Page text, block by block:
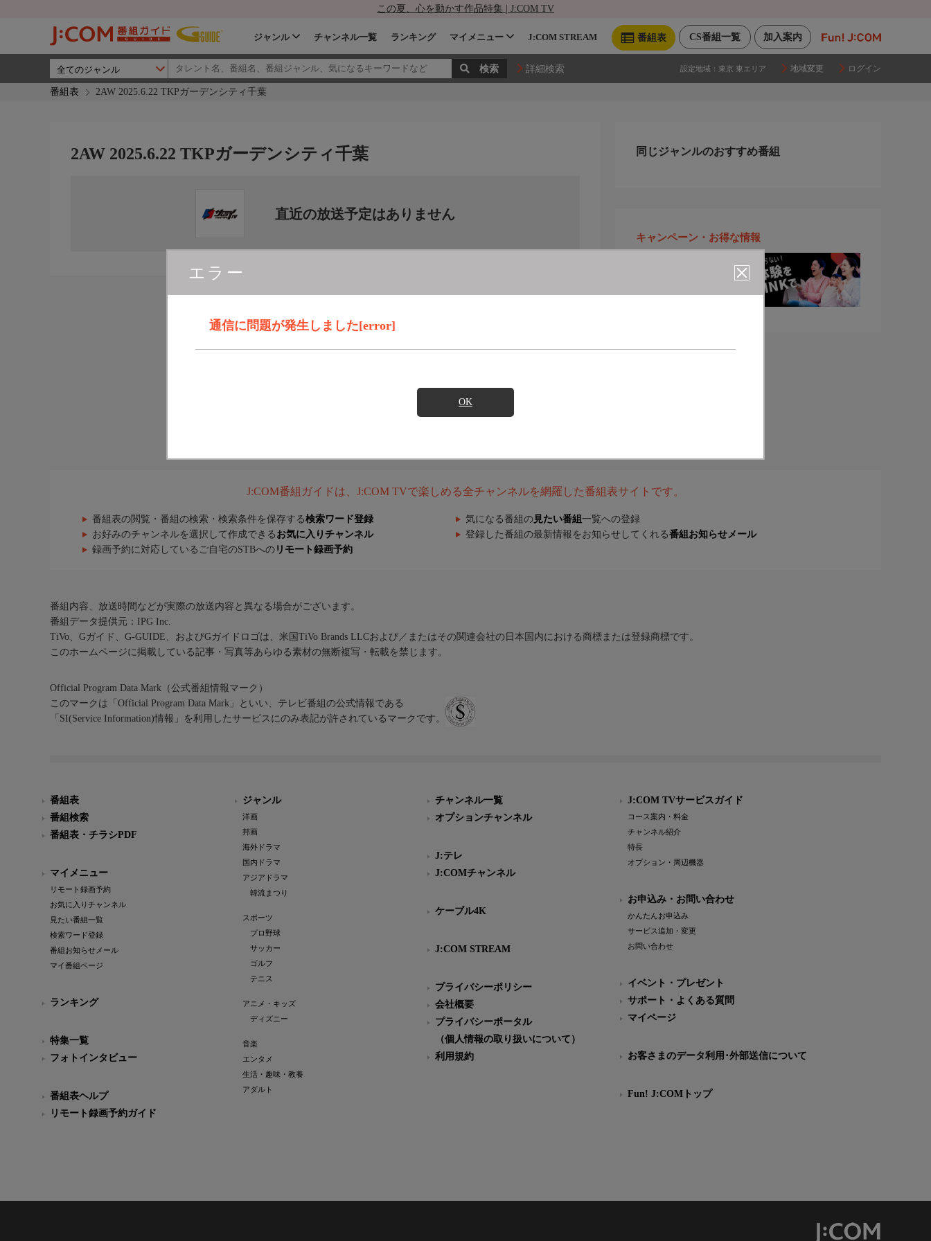
この夏、心を動かす作品特集 | J:COM TV
加入案内
CS番組一覧
番組表
ジャンル チャンネル一覧 ランキング マイメニュー J:COM STREAM
詳細検索 設定地域： 東京 東エリア 地域変更 ログイン
番組表 2AW 2025.6.22 TKPガーデンシティ千葉
エラー
通信に問題が発生しました[error]
OK
2AW 2025.6.22 TKPガーデンシティ千葉
直近の放送予定はありません
同じジャンルのおすすめ番組
キャンペーン・お得な情報
J:COM番組ガイドは、J:COM TVで楽しめる全チャンネルを網羅した番組表サイトです。
番組表の閲覧・番組の検索・検索条件を保存する検索ワード登録 気になる番組の 見たい番組 一覧への登録
お好みのチャンネルを選択して作成できる お気に入りチャンネル 登録した番組の最新情報をお知らせしてくれる番組お知らせメール
録画予約に対応しているご自宅のSTBへの リモート録画予約
番組内容、放送時間などが実際の放送内容と異なる場合がございます。
番組データ提供元：IPG Inc.
TiVo、Gガイド、G-GUIDE、およびGガイドロゴは、米国TiVo Brands LLCおよび／またはその関連会社の日本国内における商標または登録商標です。
このホームページに掲載している記事・写真等あらゆる素材の無断複写・転載を禁じます。
Official Program Data Mark（公式番組情報マーク）
このマークは「Official Program Data Mark」といい、テレビ番組の公式情報である
「SI(Service Information)情報」を利用したサービスにのみ表記が許されているマークです。
番組表
番組検索
番組表・チラシPDF
マイメニュー
リモート録画予約
お気に入りチャンネル
見たい番組一覧
検索ワード登録
番組お知らせメール
マイ番組ページ
ランキング
特集一覧
フォトインタビュー
番組表ヘルプ
リモート録画予約ガイド
ジャンル
洋画
邦画
海外ドラマ
国内ドラマ
アジアドラマ
韓流まつり
スポーツ
プロ野球
サッカー
ゴルフ
テニス
アニメ・キッズ
ディズニー
音楽
エンタメ
生活・趣味・教養
アダルト
チャンネル一覧
オプションチャンネル
J:テレ
J:COMチャンネル
ケーブル4K
J:COM STREAM
プライバシーポリシー
会社概要
プライバシーポータル
（個人情報の取り扱いについて）
利用規約
J:COM TVサービスガイド
コース案内・料金
チャンネル紹介
特長
オプション・周辺機器
お申込み・お問い合わせ
かんたんお申込み
サービス追加・変更
お問い合わせ
イベント・プレゼント
サポート・よくある質問
マイページ
お客さまのデータ利用･外部送信について
Fun! J:COMトップ